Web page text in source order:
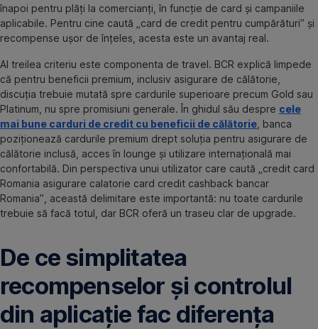
înapoi pentru plăți la comercianți, în funcție de card și campaniile
aplicabile. Pentru cine caută „card de credit pentru cumpărături” și
recompense ușor de înțeles, acesta este un avantaj real.
Al treilea criteriu este componenta de travel. BCR explică limpede
că pentru beneficii premium, inclusiv asigurare de călătorie,
discuția trebuie mutată spre cardurile superioare precum Gold sau
Platinum, nu spre promisiuni generale. În ghidul său despre cele
mai bune carduri de credit cu beneficii de călătorie , banca
poziționează cardurile premium drept soluția pentru asigurare de
călătorie inclusă, acces în lounge și utilizare internațională mai
confortabilă. Din perspectiva unui utilizator care caută „credit card
Romania asigurare calatorie card credit cashback bancar
Romania”, această delimitare este importantă: nu toate cardurile
trebuie să facă totul, dar BCR oferă un traseu clar de upgrade.
De ce simplitatea
recompenselor și controlul
din aplicație fac diferența